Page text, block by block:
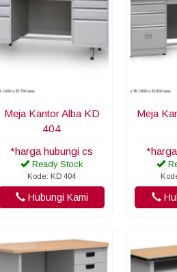
Meja Kantor Alba KD
404
*harga hubungi cs
Ready Stock
Kode: KD 404
Hubungi Kami
Meja